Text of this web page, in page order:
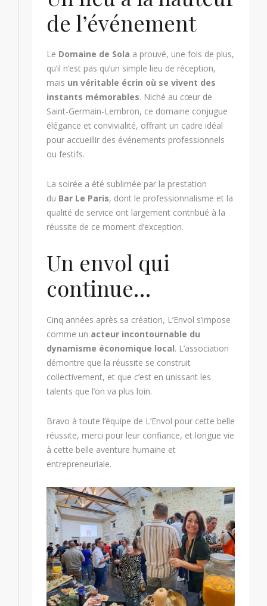
de l’événement
Le Domaine de Sola a prouvé, une fois de plus,
qu’il n’est pas qu’un simple lieu de réception,
mais un véritable écrin où se vivent des
instants mémorables. Niché au cœur de
Saint-Germain-Lembron, ce domaine conjugue
élégance et convivialité, offrant un cadre idéal
pour accueillir des événements professionnels
ou festifs.
La soirée a été sublimée par la prestation
du Bar Le Paris, dont le professionnalisme et la
qualité de service ont largement contribué à la
réussite de ce moment d’exception.
Un envol qui
continue…
Cinq années après sa création, L’Envol s’impose
comme un acteur incontournable du
dynamisme économique local. L’association
démontre que la réussite se construit
collectivement, et que c’est en unissant les
talents que l’on va plus loin.
Bravo à toute l’équipe de L’Envol pour cette belle
réussite, merci pour leur confiance, et longue vie
à cette belle aventure humaine et
entrepreneuriale.